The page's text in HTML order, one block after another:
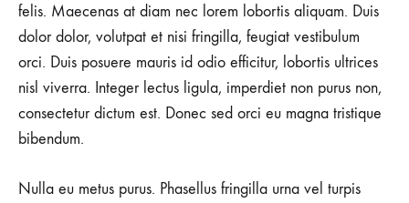
NEED
YOUR
CLOSET
felis. Maecenas at diam nec lorem lobortis aliquam. Duis
dolor dolor, volutpat et nisi fringilla, feugiat vestibulum
orci. Duis posuere mauris id odio efficitur, lobortis ultrices
nisl viverra. Integer lectus ligula, imperdiet non purus non,
consectetur dictum est. Donec sed orci eu magna tristique
bibendum.
Nulla eu metus purus. Phasellus fringilla urna vel turpis